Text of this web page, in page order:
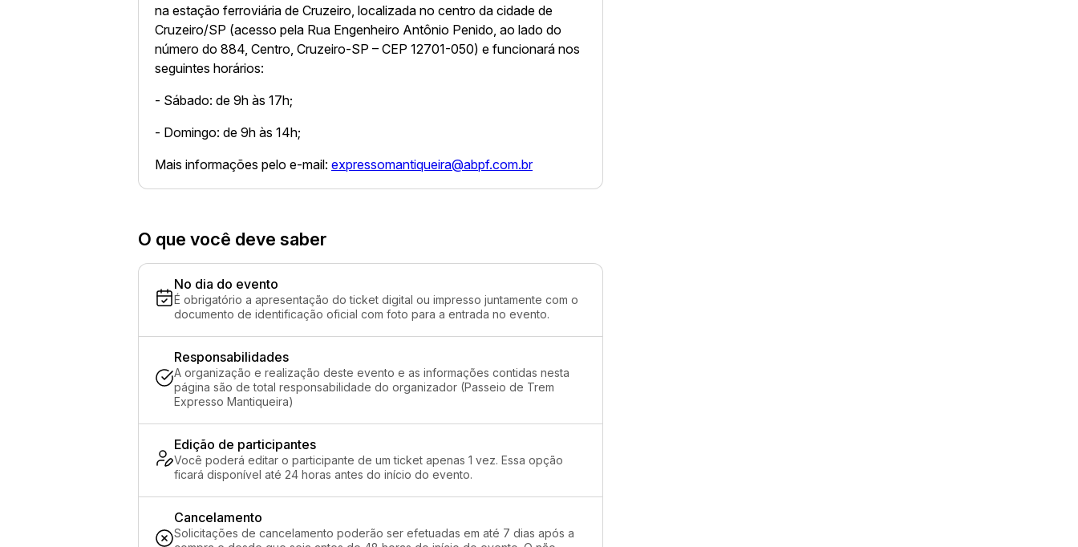
na estação ferroviária de Cruzeiro, localizada no centro da cidade de
Cruzeiro/SP (acesso pela Rua Engenheiro Antônio Penido, ao lado do
número do 884, Centro, Cruzeiro-SP – CEP 12701-050) e funcionará nos
seguintes horários:
- Sábado: de 9h às 17h;
- Domingo: de 9h às 14h;
Mais informações pelo e-mail: expressomantiqueira@abpf.com.br
O que você deve saber
No dia do evento
É obrigatório a apresentação do ticket digital ou impresso juntamente com o
documento de identificação oficial com foto para a entrada no evento.
Responsabilidades
A organização e realização deste evento e as informações contidas nesta
página são de total responsabilidade do organizador (Passeio de Trem
Expresso Mantiqueira)
Edição de participantes
Você poderá editar o participante de um ticket apenas 1 vez. Essa opção
ficará disponível até 24 horas antes do início do evento.
Cancelamento
Solicitações de cancelamento poderão ser efetuadas em até 7 dias após a